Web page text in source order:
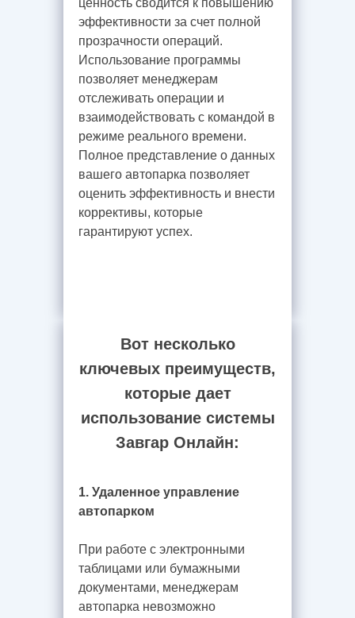
ценность сводится к повышению
эффективности за счет полной
прозрачности операций.
Использование программы
позволяет менеджерам
отслеживать операции и
взаимодействовать с командой в
режиме реального времени.
Полное представление о данных
вашего автопарка позволяет
оценить эффективность и внести
коррективы, которые
гарантируют успех.
Вот несколько
ключевых преимуществ,
которые дает
использование системы
Завгар Онлайн:
1. Удаленное управление
автопарком
При работе с электронными
таблицами или бумажными
документами, менеджерам
автопарка невозможно